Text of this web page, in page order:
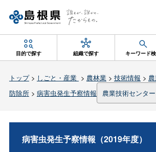
目的で探す 組織で探す キーワード
トップ> しごと・産業 > 農林業> 技術情報 >
防除所> 病害虫発生予察情報 農業技術センター
病害虫発生予察情報（2019年度）